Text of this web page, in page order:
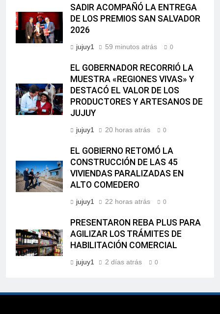
SADIR ACOMPAÑÓ LA ENTREGA
DE LOS PREMIOS SAN SALVADOR
2026
jujuy1 59 minutos atrás 0
EL GOBERNADOR RECORRIÓ LA
MUESTRA «REGIONES VIVAS» Y
DESTACÓ EL VALOR DE LOS
PRODUCTORES Y ARTESANOS DE
JUJUY
jujuy1 20 horas atrás 0
EL GOBIERNO RETOMÓ LA
CONSTRUCCIÓN DE LAS 45
VIVIENDAS PARALIZADAS EN
ALTO COMEDERO
jujuy1 22 horas atrás 0
PRESENTARON REBA PLUS PARA
AGILIZAR LOS TRÁMITES DE
HABILITACIÓN COMERCIAL
jujuy1 2 días atrás 0